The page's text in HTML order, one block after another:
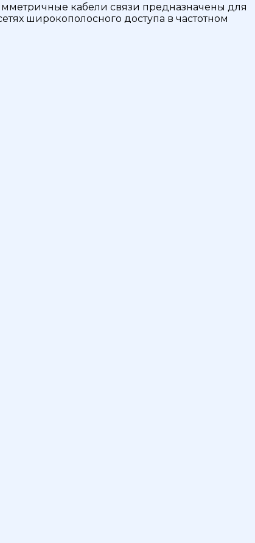
кабели связи предназначены для
широкополосного доступа в частотном